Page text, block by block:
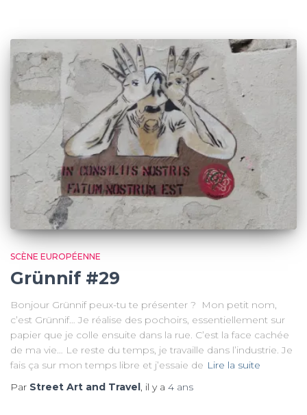
SCÈNE EUROPÉENNE
Grünnif #29
Bonjour Grünnif peux-tu te présenter ? Mon petit nom,
c’est Grünnif… Je réalise des pochoirs, essentiellement sur
papier que je colle ensuite dans la rue. C’est la face cachée
de ma vie… Le reste du temps, je travaille dans l’industrie. Je
fais ça sur mon temps libre et j’essaie de Lire la suite
Par Street Art and Travel, il y a 4 ans